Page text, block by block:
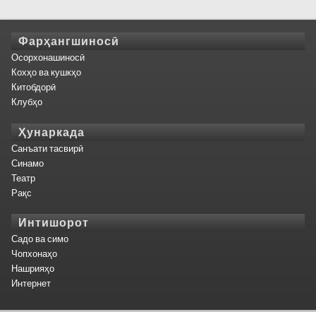
Фарҳангшиносӣ
Осорхонашиносӣ
Кохҳо ва кушкҳо
Китобдорӣ
Клубҳо
Ҳунаркада
Санъати тасвирӣ
Синамо
Театр
Рақс
Интишорот
Садо ва симо
Чопхонаҳо
Нашрияҳо
Интернет